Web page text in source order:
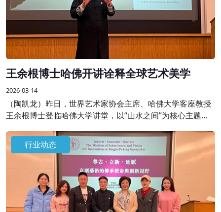
王余根博士哈佛开讲诠释全球艺术美学
2026-03-14
（陶凯龙）昨日，世界艺术家协会主席、哈佛大学客座教授
王余根博士登临哈佛大学讲堂，以“山水之间”为核心主题开
和平的美学思想融于一堂，为全球学界、艺术界同仁呈现了
一场跨越边界的艺术盛宴。
行业动态